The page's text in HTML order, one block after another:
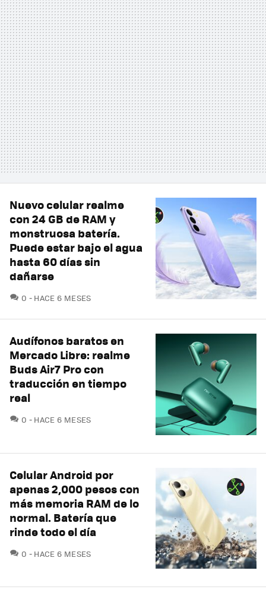
Nuevo celular realme
con 24 GB de RAM y
monstruosa batería.
Puede estar bajo el agua
hasta 60 días sin
dañarse
0 COMENTARIOS
HACE 6 MESES
Audífonos baratos en
Mercado Libre: realme
Buds Air7 Pro con
traducción en tiempo
real
0 COMENTARIOS
HACE 6 MESES
Celular Android por
apenas 2,000 pesos con
más memoria RAM de lo
normal. Batería que
rinde todo el día
0 COMENTARIOS
HACE 6 MESES